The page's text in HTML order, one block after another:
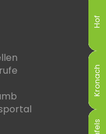
Hof
Kronach
Hof
Kronach
Hof
Kronach
Hof
Kronach
Hof
Kronach
Hof
Kronach